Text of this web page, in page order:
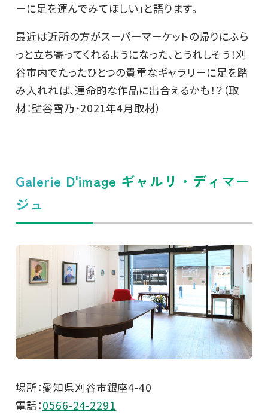
ーに足を運んでみてほしい」と語ります。
最近は近所の方がスーパーマーケットの帰りにふら
っと立ち寄ってくれるようになった、とうれしそう！刈
谷市内でたったひとつの貴重なギャラリーに足を踏
み入れれば、運命的な作品に出合えるかも！？（取
材：壁谷雪乃・2021年4月取材）
Galerie D'image ギャルリ・ディマー
ジュ
場所：愛知県刈谷市銀座4-40
電話：0566-24-2291